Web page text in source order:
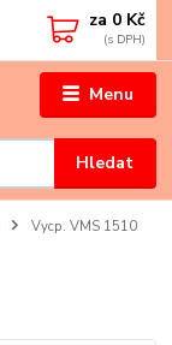
Menu
Hledat
za 0 Kč
Vycp. VMS 1510